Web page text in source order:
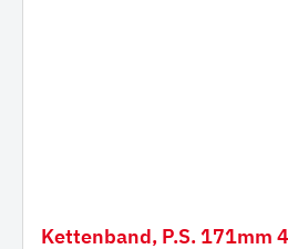
Kettenband, P.S. 171mm